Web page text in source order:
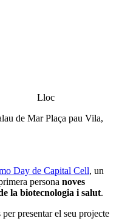
Lloc
de Mar Plaça pau Vila,
Day de Capital Cell, un
persona noves
la biotecnologia i salut.
presentar el seu projecte